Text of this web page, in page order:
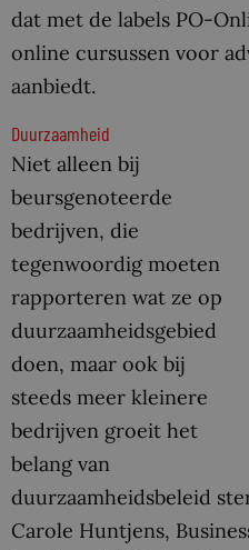
dat met de labels PO-
online cursussen voor
aanbiedt.
Duurzaamheid
Niet alleen bij
beursgenoteerde
bedrijven, die
tegenwoordig moeten
rapporteren wat ze op
duurzaamheidsgebied
doen, maar ook bij
steeds meer kleinere
bedrijven groeit het
belang van
duurzaamheidsbeleid
Carole Huntjens,